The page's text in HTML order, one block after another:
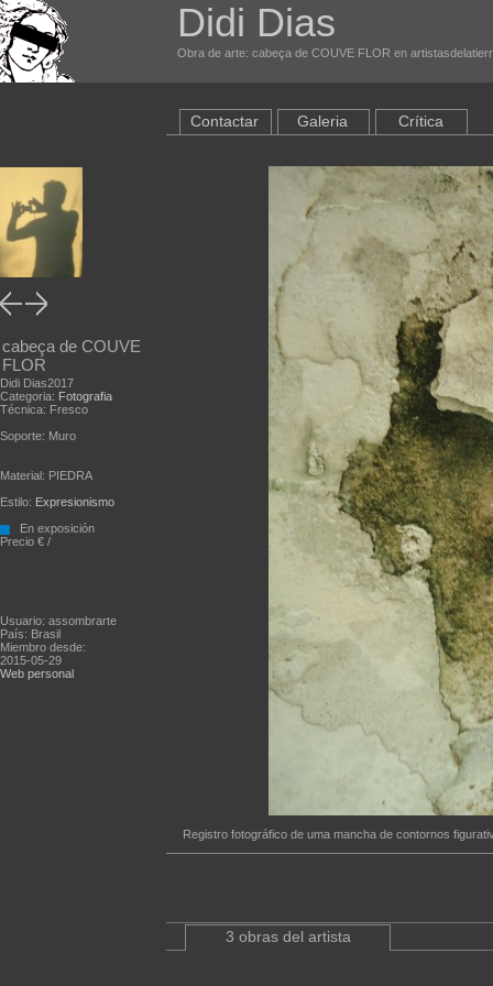
Didi Dias
Obra de arte: cabeça de COUVE FLOR en
cabeça de COUVE
FLOR
Didi Dias2017
Categoria: Fotografia
Técnica: Fresco
Soporte: Muro
Material: PIEDRA
Estilo: Expresionismo
En exposición
Precio € /
Usuario: assombrarte
País: Brasil
Miembro desde:
2015-05-29
Web personal
Contactar Galeria Crítica
Registro fotográfico de uma mancha de contornos
3 obras del artista